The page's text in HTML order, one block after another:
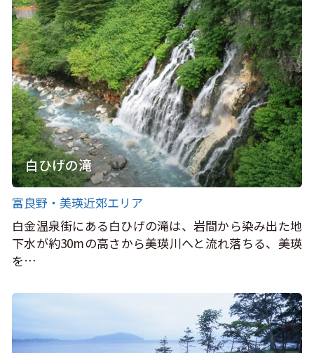
白ひげの滝
富良野・美瑛近郊エリア
白金温泉街にある白ひげの滝は、岩間から染み出た地
下水が約30mの高さから美瑛川へと流れ落ちる、美瑛
を…